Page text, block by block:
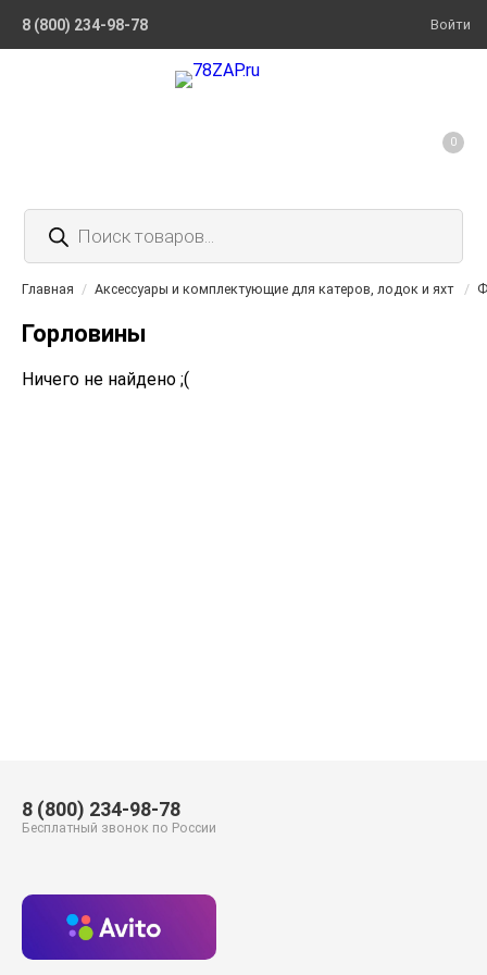
8 (800) 234-98-78 Войти
Поиск
товаров
0
Главная / Аксессуары и комплектующие для катеров, лодок и яхт /
Горловины
Ничего не найдено ;(
8 (800) 234-98-78
Бесплатный звонок по России